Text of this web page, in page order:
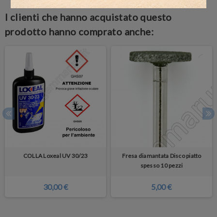
I clienti che hanno acquistato questo
prodotto hanno comprato anche:
COLLA Loxeal UV 30/23
30,00 €
Fresa diamantata Disco piatto
spesso 10 pezzi
5,00 €